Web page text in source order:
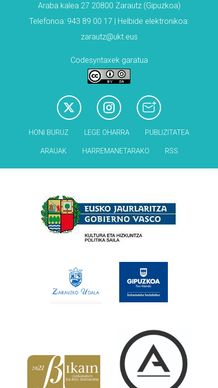
Araba kalea 27 20800 Zarautz (Gipuzkoa)
Telefonoa: 943 89 00 17 | Helbide elektronikoa:
zarautz@ukt.eus
Codesyntaxek garatua
HONI BURUZ LEGE OHARRA PUBLIZITATEA
ARAUAK HARREMANETARAKO RSS